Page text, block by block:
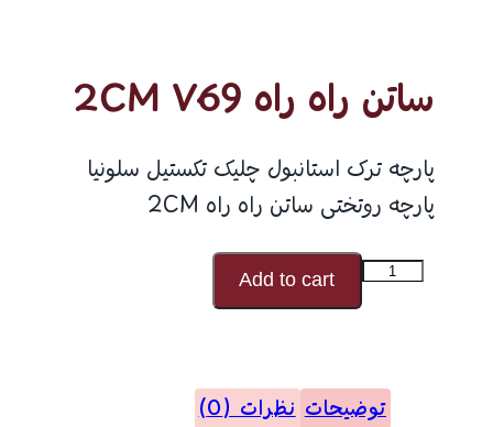
ساتن راه راه 2CM V69
پارچه ترک استانبول چلیک تکستیل سلونیا
پارچه روتختی ساتن راه راه 2CM
ساتن
Add to cart
توضیحات نظرات (0)